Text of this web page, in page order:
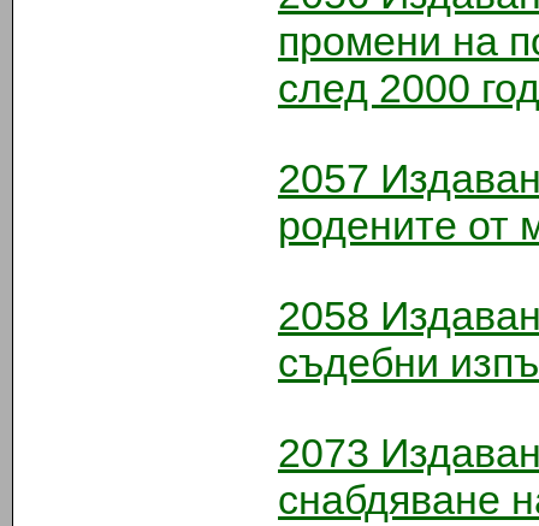
промени на
след 2000
2057
родените от
2058
съдебни
2073
снабдяване